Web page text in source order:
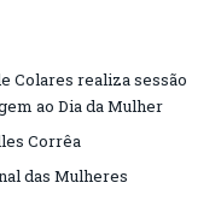
Colares realiza sessão
ao Dia da Mulher
Corrêa
das Mulheres